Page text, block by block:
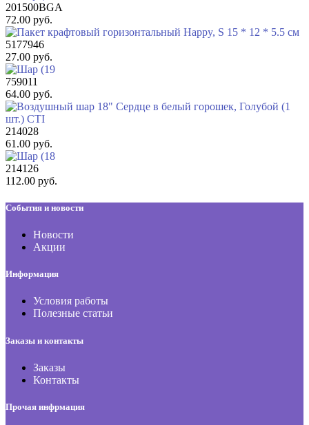
201500BGA
72.00 руб.
5177946
27.00 руб.
759011
64.00 руб.
214028
61.00 руб.
214126
112.00 руб.
События и новости
Новости
Акции
Информация
Условия работы
Полезные статьи
Заказы и контакты
Заказы
Контакты
Прочая инфрмация